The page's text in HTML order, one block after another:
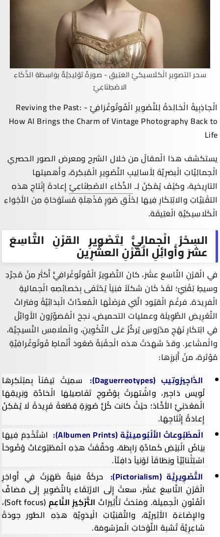
سحر التصوِيرِ الْكلَاسيكيِّ العَتِيقِ - صورَةٌ تَوْلِيدِيَّةٌ بِوَاسِطَةِ الذَّكَاءِ
الاصْطِنَاعِيِّ
الْجاذِبِيةُ الْخالِدَةُ لِلتَّصْوِيرِ الْفُوتُوغْرَافِيِّ - Reviving the Past:
How AI Brings the Charm of Vintage Photography Back to
Life
يستكشف هذا الْمقالُ من خلال الشرح ومعرض الصور الحصري
الْجمالِيَّاتِ الْبصَرِيَّةَ لِأَسالِيبِ التَّصْوِيرِ الْمُبكِرة، وأَهميتها
التارِيخية، وكيْفَ يُمْكِنُ لِـ الذَّكَاءِ الاصْطِنَاعِيِّإِعادةَ إِنْتاجِ هذهِ
التقْنِيَّاتِ والابْتِكَارِ فِيهَا لِخَلْقِ صُوَرٍ مُذْهِلَةٍ مُستَوْحَاةٍ مِنَ الأَجْوَاءِ
الْكَلَاسِيكِيَّةِ الْعَتِيقَة.
السِحْرُ الْجمالِيُّ لِتَصْويرِ القرْنِ التَّاسِعَ
عشرَ وأَوائِلِ الْقرْنِ العشْرِين
في الْقرْنِ التَّاسِعَ عشَرَ، كانَ التَّصْوِيرُ الْفُوتُوغْرافِيُّ أَكثَر مِنْ مُجرَّدِ
وسيطٍ تِقْنِيّ؛ لقَدْ كَان شكلَاً فنِيَاً يُحْتَفَى بِخصائِصِهِ الْجماليةِ
الْفرِيدَة. فرغْمَ الْقيُودِ الَّتِي فرَضَتْهَا الْمُعدَّاتُ الْبدَائِيَّةُ وفتراتُ
التَّعْرِيضِ الطَّوِيلَة وعمليات التحميض، نجحَ الْمُصَوِّرُونَ الأَوائِلُ
فِي ابْتكَارِ نَهْجٍ مدْرُوسٍ يُركِّزُ عَلَى التَّكْوِينِ، والْملَامِسِ النَّسيجِيَّة،
والْمشَاعِر. وقدْ شهَدَتْ هذه الْحِقْبَةُ صُعُودَ أَنْماطٍ فُوتُوغْرافِيَّةٍ
مُؤثرة، منْ أَبْرزِها:
الدَّاجِيرُوتِيب (Daguerreotypes
): سمِيَتْ تِيمُنَاً بِمبْتَكِرِهَا
لُوِيس دَاجِير، واشْتهرتْ بِوُضُوحِ تَفَاصِيلِهَا الْحَادَّةِ وَبَرِيقِهَا
الْمَعْدَنِيِّ الأَخَّاذ؛ حيْثُ كانت كُلُّ صُورَةٍ قِطْعَةً فَرِيدَةً لَا يُمْكِنُ
إِعادَةُ إِنْتَاجِهَا.
الْمطْبُوعاتُ الأَلْبُومِينِيَّة (Albumen Prints
): اسْتُخْدِمَ فِيهَا
بيَاضُ الْبَيْضِ كَمادَّةٍ رَابِطَة، وحَقَّقَتْ هذِهِ الْمَطْبُوعَاتُ وُضُوحَاً
اسْتِثْنائِيَّاً ونِطَاقَاً لَوْنياً دَافِئَاً.
التَّصْوِيرِيَّة (Pictorialism
): حركَةٌ فنِيةٌ ظَهَرَتْ فِي أَواخِرِ
الْقَرْنِ التَّاسِعَ عَشَرَ، سعتْ إِلَى الارْتِقَاءِ بِالتَّصْوِيرِ إِلَى مَصَافِّ
الْفُنُونِ الْجمِيلَة. وَمَنَحَتْ تَأْثِيرَاتُ التَّرْكِيزِ النَّاعِمِ (
Soft focus)،
والإِضَاءَةِ الأَثِيرِيَّة، والتِّقنِيَّاتِ الْيدَوِيَّةِ هذِهِ الصُّور جودَةً
شاعِرِيَّةً تُشبهُ اللَّوْحَاتِ الْمرْسُومَة.